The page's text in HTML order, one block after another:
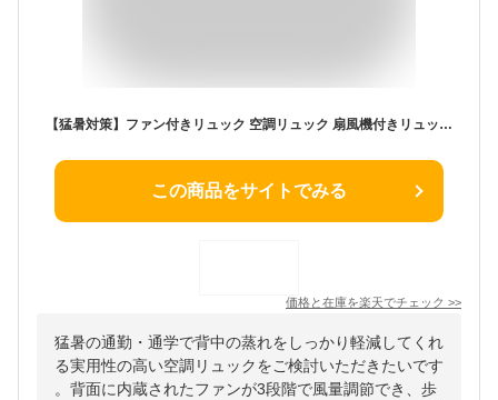
【猛暑対策】ファン付きリュック 空調リュック 扇風機付きリュック ビジネスリュック バックパック リュックサック メンズ レディース 背中 蒸れにくい 熱中症対策 汗対策 15インチ PC収納 大容量 撥水 3段階風量調節 USB給電 安全設計 通勤 通学 男女兼用
この商品をサイトでみる
価格と在庫を楽天でチェック >>
猛暑の通勤・通学で背中の蒸れをしっかり軽減してくれ
る実用性の高い空調リュックをご検討いただきたいです
。背面に内蔵されたファンが3段階で風量調節でき、歩